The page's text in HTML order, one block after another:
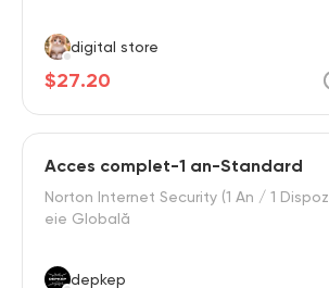
digital store
$27.20
Acces complet-1 an-Standard
Norton Internet Security (1 An / 1
eie Globală
depkep